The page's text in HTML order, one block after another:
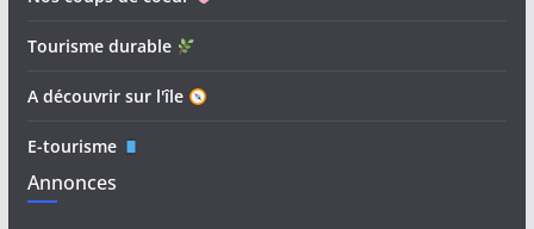
Tourisme durable
A découvrir sur l'île
E-tourisme
Annonces